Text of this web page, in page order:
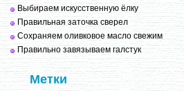
Выбираем искусственную ёлку
Правильная заточка сверел
Сохраняем оливковое масло свежим
Правильно завязываем галстук
Метки